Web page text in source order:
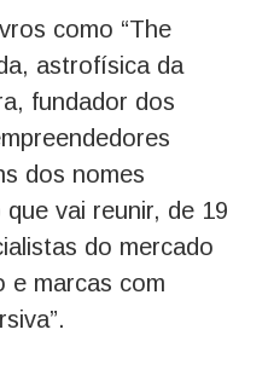
como “The
astrofísica da
fundador dos
dos nomes
vai reunir, de 19
do mercado
e marcas com